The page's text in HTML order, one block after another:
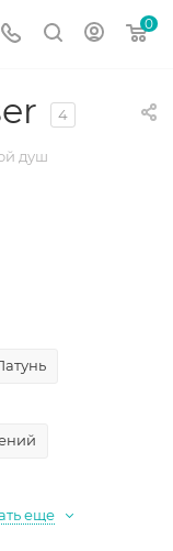
0
4
душ
еще